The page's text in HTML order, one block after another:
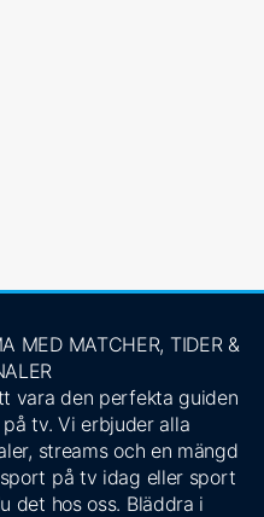
MED MATCHER, TIDER &
vara den perfekta guiden
tv. Vi erbjuder alla
streams och en mängd
på tv idag eller sport
det hos oss. Bläddra i